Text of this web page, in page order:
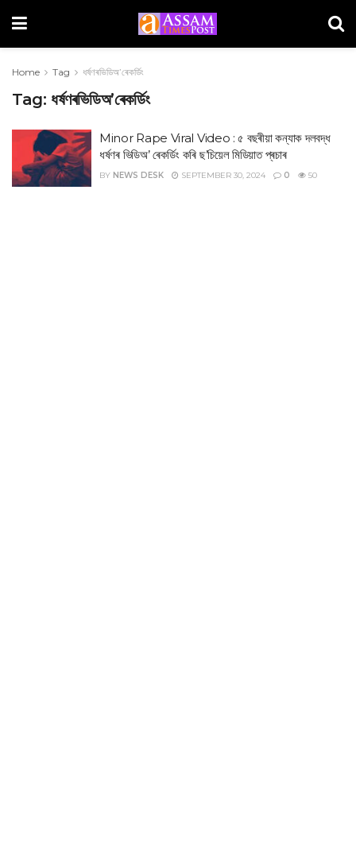
Home Tag ধৰ্ষণৰভিডিঅ’ৰেকৰ্ডিং
Tag: ধৰ্ষণৰভিডিঅ’ৰেকৰ্ডিং
Minor Rape Viral Video : ৫ বছৰীয়া কন্যাক দলবদ্ধ
ধৰ্ষণৰ ভিডিঅ’ ৰেকৰ্ডিং কৰি ছ’চিয়েল মিডিয়াত প্ৰচাৰ
BY NEWS DESK SEPTEMBER 30, 2024 0 50